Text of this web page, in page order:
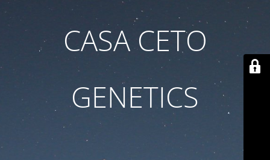
CASA CETO
GENETICS